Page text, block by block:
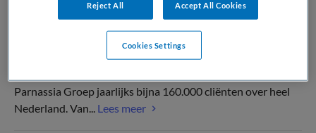
Parnassia Groep jaarlijks bijna 160.000 cliënten over heel
Nederland. Van... Lees meer
Reject All Accept All Cookies
Cookies Settings